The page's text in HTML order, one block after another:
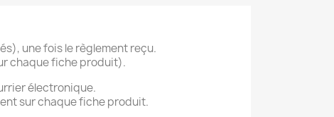
une fois le règlement reçu.
chaque fiche produit).
électronique.
sur chaque fiche produit.